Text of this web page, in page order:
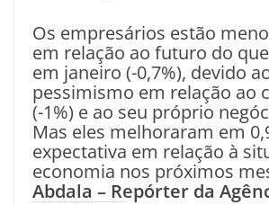
Os empresários estão
em relação ao futuro do
em janeiro (-0,7%), devido
pessimismo em relação ao
(-1%) e ao seu próprio
Mas eles melhoraram em
expectativa em relação à
economia nos próximos
Abdala – Repórter da